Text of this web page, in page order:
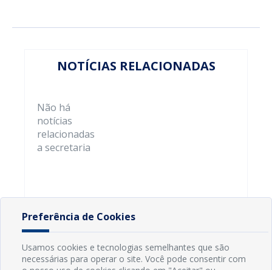
NOTÍCIAS RELACIONADAS
Não há
notícias
relacionadas
a secretaria
Preferência de Cookies
Usamos cookies e tecnologias semelhantes que são
necessárias para operar o site. Você pode consentir com